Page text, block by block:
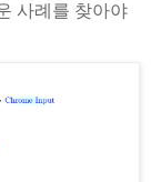
사례를 찾아야